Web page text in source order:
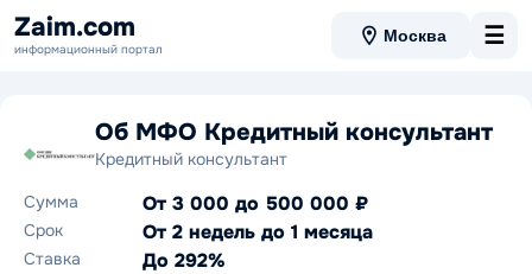
Zaim.com
информационный портал
Москва ☰
Об МФО Кредитный консультант
Кредитный консультант
Сумма
От 3 000 до 500 000 ₽
Срок От 2 недель до 1 месяца
Ставка До 292%